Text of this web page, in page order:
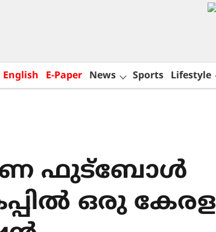
English E-Paper News Sports Lifestyle
ഫുട്ബോൾ
ഒരു കേരള